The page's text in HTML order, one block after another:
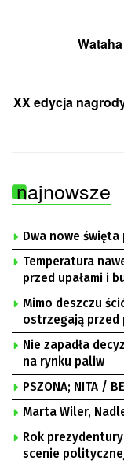
XX edycja
najnowsze
Dwa nowe święta
Temperatura
przed upałami i
Mimo deszczu
ostrzegają przed
Nie zapadła
na rynku paliw
PSZONA; NITA /
Marta Wiler,
Rok
scenie